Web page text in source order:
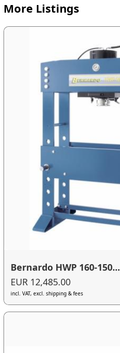
More Listings
Bernardo HWP 160-150...
EUR 12,485.00
incl. VAT, excl. shipping & fees